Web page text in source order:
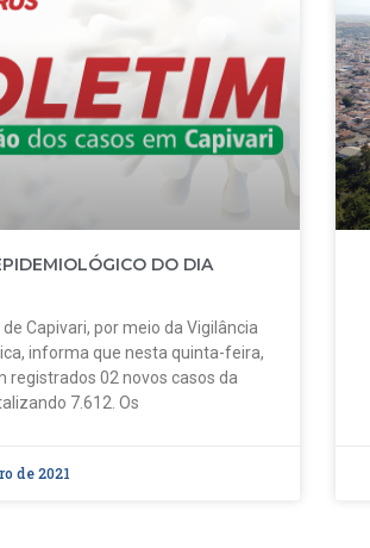
DO DIA
Capivari, por meio da Vigilância
informa que nesta quinta-feira,
registrados 02 novos casos da
7.612. Os
de 2021